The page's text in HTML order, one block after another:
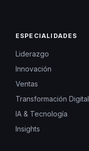
ESPECIALIDADES
Liderazgo
Innovación
Ventas
Transformación Digital
IA & Tecnología
Insights